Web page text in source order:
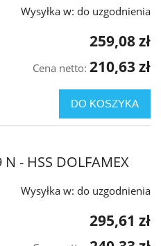
Wysyłka w: do uzgodnienia
259,08 zł
Cena netto: 210,63 zł
DO KOSZYKA
- HSS DOLFAMEX
Wysyłka w: do uzgodnienia
295,61 zł